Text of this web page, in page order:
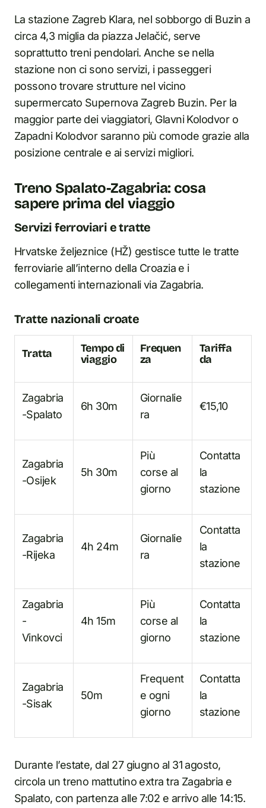
La stazione Zagreb Klara, nel sobborgo di Buzin a
circa 4,3 miglia da piazza Jelačić, serve
soprattutto treni pendolari. Anche se nella
stazione non ci sono servizi, i passeggeri
possono trovare strutture nel vicino
supermercato Supernova Zagreb Buzin. Per la
maggior parte dei viaggiatori, Glavni Kolodvor o
Zapadni Kolodvor saranno più comode grazie alla
posizione centrale e ai servizi migliori.
Treno Spalato-Zagabria: cosa
sapere prima del viaggio
Servizi ferroviari e tratte
Hrvatske željeznice (HŽ) gestisce tutte le tratte
ferroviarie all’interno della Croazia e i
collegamenti internazionali via Zagabria.
Tratte nazionali croate
Tratta
Tempo di
viaggio
Frequen
za
Tariffa
da
Zagabria
-Spalato
6h 30m
Giornalie
ra
€15,10
Zagabria
-Osijek
5h 30m
Più
corse al
giorno
Contatta
la
stazione
Zagabria
-Rijeka
4h 24m
Giornalie
ra
Contatta
la
stazione
Zagabria
-
Vinkovci
4h 15m
Più
corse al
giorno
Contatta
la
stazione
Zagabria
-Sisak
50m
Frequent
e ogni
giorno
Contatta
la
stazione
Durante l’estate, dal 27 giugno al 31 agosto,
circola un treno mattutino extra tra Zagabria e
Spalato, con partenza alle 7:02 e arrivo alle 14:15.